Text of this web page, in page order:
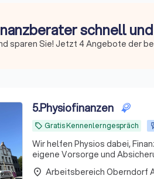
schnell
sparen Sie! Jetzt 4 Angebote der
5.Physiofinanzen
local_offer Gratis Kennenlerngespräch
Wir helfen Physios dabei,
eigene Vorsorge und
place Arbeitsbereich Oberndorf